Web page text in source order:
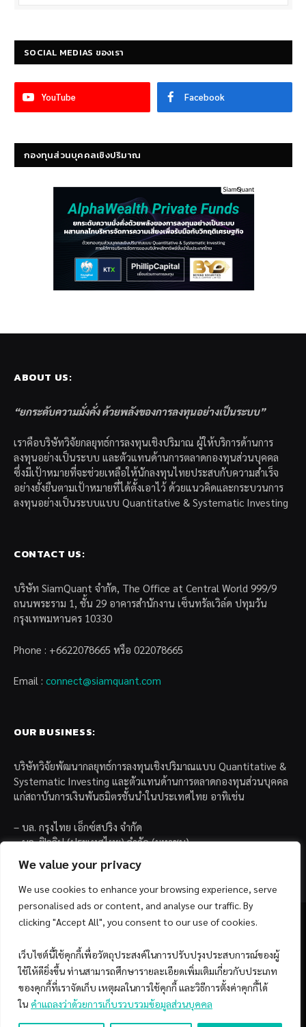
We value your privacy
We use cookies to enhance your browsing experience, serve
personalised ads or content, and analyse our traffic. By
clicking "Accept All", you consent to our use of cookies.
เว็บไซต์นี้ใช้คุกกี้เพื่อวัตถุประสงค์ในการปรับปรุงประสบการณ์ของผู้
ใช้ให้ดียิ่งขึ้น ท่านสามารถศึกษารายละเอียดเพิ่มเติมเกี่ยวกับประเภท
ของคุกกี้ที่เราจัดเก็บ เหตุผลในการใช้คุกกี้ และวิธีการตั้งค่าคุกกี้ได้
ใน คำแถลงว่าด้วยการเก็บรวบรวมข้อมูลส่วนบุคคล
SOCIAL MEDIAS ของเรา
YouTube Facebook
กองทุนส่วนบุคคลเชิงปริมาณ
ABOUT US:
“ยกระดับความมั่งคั่ง ด้วยพลังของการลงทุนอย่างเป็นระบบ”
เราคือบริษัทวิจัยกลยุทธ์การลงทุนเชิงปริมาณ ผู้ให้บริการด้านการ
ลงทุนอย่างเป็นระบบ และตัวแทนด้านการตลาดกองทุนส่วนบุคคล
ซึ่งมีเป้าหมายที่จะช่วยเหลือให้นักลงทุนไทยประสบกับความสำเร็จ
อย่างยั่งยืนตามเป้าหมายที่ได้ตั้งเอาไว้ ด้วยแนวคิดและกระบวนการ
ลงทุนอย่างเป็นระบบแบบ Quantitative & Systematic Investing
CONTACT US:
บริษัท SiamQuant จำกัด, The Office at Central World 999/9
ถนนพระราม 1, ชั้น 29 อาคารสำนักงาน เซ็นทรัลเวิล์ด ปทุมวัน
กรุงเทพมหานคร 10330
Phone : +6622078665 หรือ 022078665
Email : connect@siamquant.com
OUR BUSINESS:
บริษัทวิจัยพัฒนากลยุทธ์การลงทุนเชิงปริมาณแบบ Quantitative &
Systematic Investing และตัวแทนด้านการตลาดกองทุนส่วนบุคคล
แก่สถาบันการเงินพันธมิตรชั้นนำในประเทศไทย อาทิเช่น
– บล. กรุงไทย เอ็กซ์สปริง จำกัด
– บล. ฟิลลิป (ประเทศไทย) จำกัด (มหาชน)
FacebookYouTube
© 2026 Copyright by SiamQuant.